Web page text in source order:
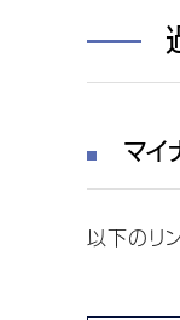
マイ
以下のリ